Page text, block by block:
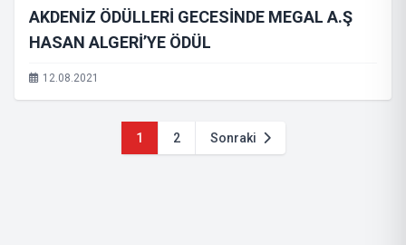
AKDENİZ ÖDÜLLERİ GECESİNDE MEGAL A.Ş
HASAN ALGERİ’YE ÖDÜL
12.08.2021
1 2 Sonraki